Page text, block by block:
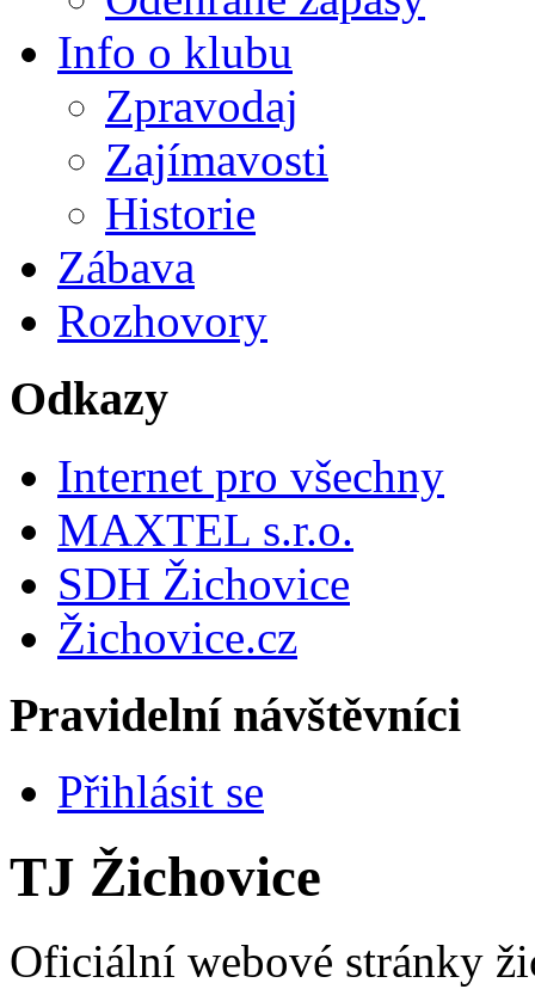
Info o klubu
Zpravodaj
Zajímavosti
Historie
Zábava
Rozhovory
Odkazy
Internet pro všechny
MAXTEL s.r.o.
SDH Žichovice
Žichovice.cz
Pravidelní návštěvníci
Přihlásit se
TJ Žichovice
Oficiální webové stránky